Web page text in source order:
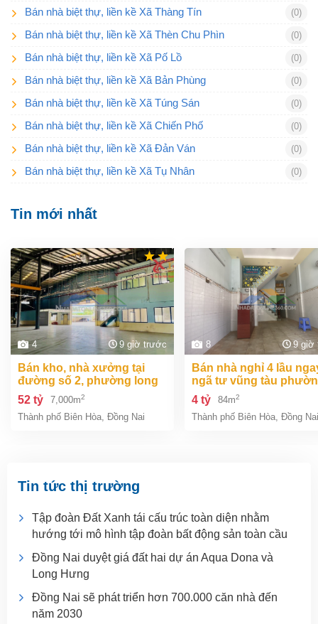
Bán nhà biệt thự, liền kề Xã Thàng Tín (0)
Bán nhà biệt thự, liền kề Xã Thèn Chu Phìn (0)
Bán nhà biệt thự, liền kề Xã Pố Lồ (0)
Bán nhà biệt thự, liền kề Xã Bản Phùng (0)
Bán nhà biệt thự, liền kề Xã Túng Sán (0)
Bán nhà biệt thự, liền kề Xã Chiến Phố (0)
Bán nhà biệt thự, liền kề Xã Đản Ván (0)
Bán nhà biệt thự, liền kề Xã Tụ Nhân (0)
Tin mới nhất
4 9 giờ trước
bán kho, nhà xưởng tại
đường số 2, phường long
bình, thành phố biên hòa,
đồng nai giá 52 tỷ
52 tỷ 7,000m2
Thành phố Biên Hòa, Đồng Nai
8 9 giờ
bán nhà nghỉ 4 lầu ngay
ngã tư vũng tàu
an bình biên hòa đồng
giá chỉ 4 tỷ
4 tỷ 84m2
Thành phố Biên Hòa, Đồng Nai
Tin tức thị trường
Tập đoàn Đất Xanh tái cấu trúc toàn diện nhằm
hướng tới mô hình tập đoàn bất động sản toàn cầu
Đồng Nai duyệt giá đất hai dự án Aqua Dona và
Long Hưng
Đồng Nai sẽ phát triển hơn 700.000 căn nhà đến
năm 2030